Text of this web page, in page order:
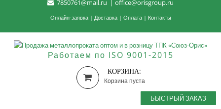
7850761@mail.ru | office@orisgroup.ru
Онлайн-заявка| Доставка| Оплата| Контакты
Работаем по ISO 9001-2015
КОРЗИНА:
Корзина пуста
БЫСТРЫЙ ЗАКАЗ